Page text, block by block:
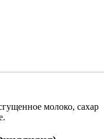
молоко, сахар